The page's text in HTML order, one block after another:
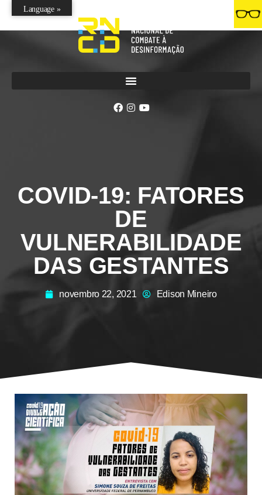
COVID-19: FATORES
DE
VULNERABILIDADE
DAS GESTANTES
novembro 22, 2021 Edison Mineiro
Language »